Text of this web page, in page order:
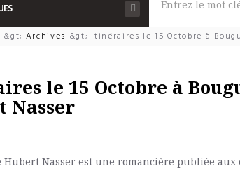
&gt; Archives &gt; Itinéraires le 15 Octobre à
le 15 Octobre à
Nasser
Nasser est une romancière publiée aux